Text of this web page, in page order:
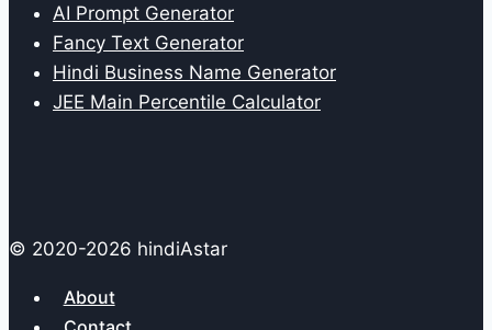
AI Prompt Generator
Fancy Text Generator
Hindi Business Name Generator
JEE Main Percentile Calculator
© 2020-2026 hindiAstar
About